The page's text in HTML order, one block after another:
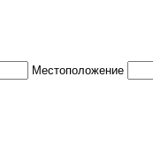
Местоположение